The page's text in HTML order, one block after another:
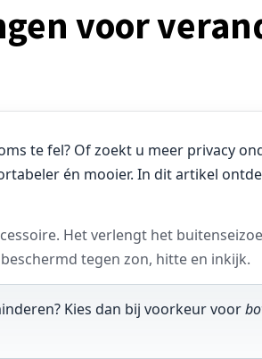
voor
te fel? Of zoekt u meer privacy
én mooier. In dit artikel
Het verlengt het
tegen zon, hitte en inkijk.
Kies dan bij voorkeur voor